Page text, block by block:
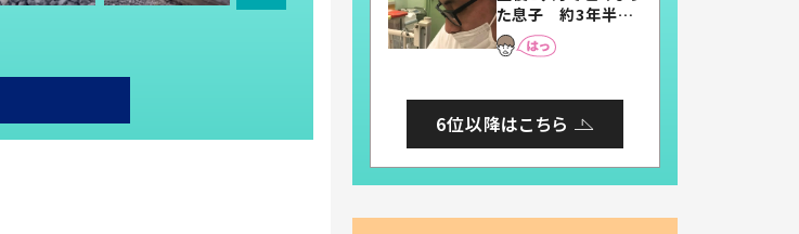
れる」
た息子 約3年半
後、当時の妻の日記
に書いてあった本音
6位以降はこちら